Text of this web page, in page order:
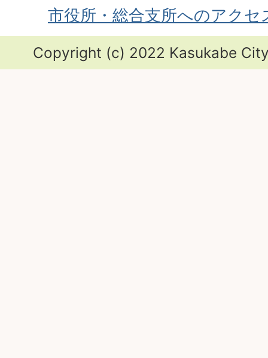
市役所・総合支所へのアクセ
Copyright (c) 2022 Kasukabe